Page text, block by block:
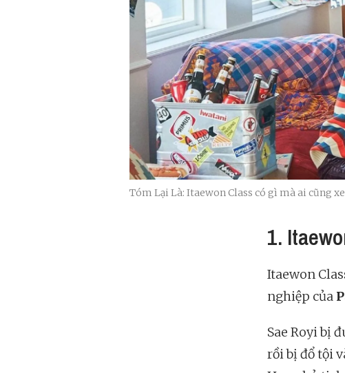
Tóm Lại Là: Itaewon Class có gì mà ai cũng
1.
Itaewon
nghiệp của
Sae Royi bị
rồi bị đổ tội